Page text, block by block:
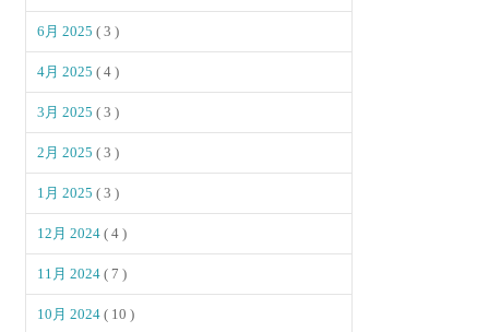
6月 2025( 3 )
4月 2025( 4 )
3月 2025( 3 )
2月 2025( 3 )
1月 2025( 3 )
12月 2024( 4 )
11月 2024( 7 )
10月 2024( 10 )